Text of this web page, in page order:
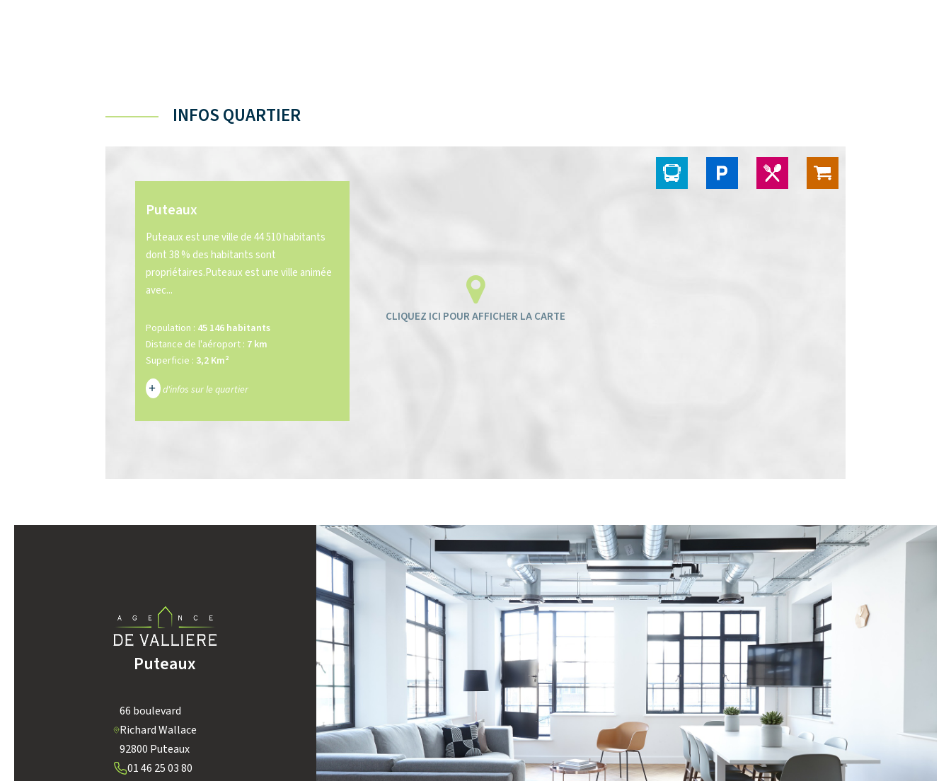
INFOS QUARTIER
Puteaux
Puteaux est une ville de 44 510 habitants
dont 38 % des habitants sont
propriétaires.Puteaux est une ville animée
avec...
Population : 45 146 habitants
Distance de l'aéroport : 7 km
Superficie : 3,2 Km²
+ d'infos sur le quartier
TAUX DE PROPRIÉTAIRES TAUX D'HABITATION
TAXE FONCIÈRE PART DES MÉNAGES SANS VOITURE DISTANCE DE L'AÉROPORT :
SUPERFICIE : RÉSULTATS DES LYCÉES ECOLES ET CRÈCHES
RESTAURANTS ET CAFÉS MÉDECINS
Puteaux
66 boulevard
Richard Wallace
92800 Puteaux
01 46 25 03 80